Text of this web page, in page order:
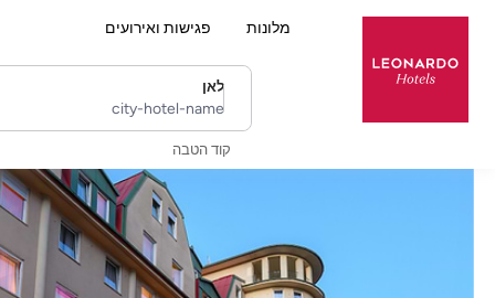
מלונות פגישות ואירועים
לאן
city-hotel-name
קוד הטבה